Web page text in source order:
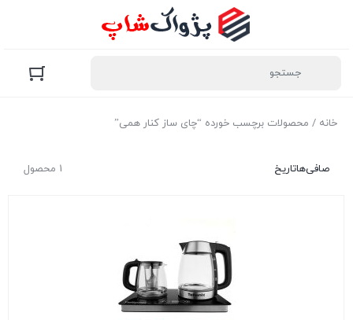
خانه / محصولات برچسب خورده “چای ساز کنار همی”
1 محصول صافی‌هاتاریخ